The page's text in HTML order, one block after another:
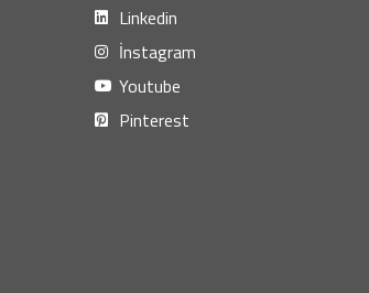
Linkedin
İnstagram
Youtube
Pinterest